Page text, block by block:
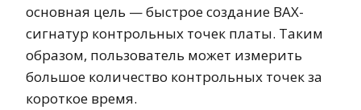
основная цель — быстрое создание ВАХ-
сигнатур контрольных точек платы. Таким
образом, пользователь может измерить
большое количество контрольных точек за
короткое время.